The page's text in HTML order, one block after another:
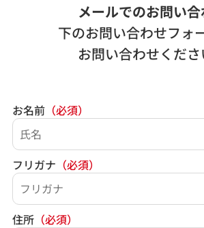
メールでのお問い
下のお問い合わせフォ
お問い合わせくださ
お名前（必須）
フリガナ （必須）
住所（必須）